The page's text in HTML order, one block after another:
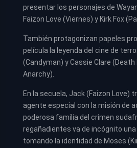
presentar los personajes de
Faizon Love (Viernes) y Kirk Fox
También protagonizan papeles
película la leyenda del cine de
(Candyman) y Cassie Clare (Death
Anarchy).
En la secuela, Jack (Faizon Love)
agente especial con la misión de
poderosa familia del crimen
regañadientes va de incógnito
tomando la identidad de Moses